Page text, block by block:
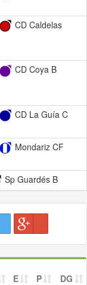
CD Caldelas
CD Coya B
CD La Guía C
Mondariz CF
Sp Guardés B
E P
DG